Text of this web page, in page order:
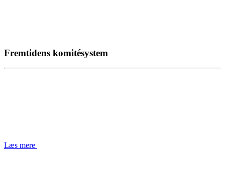
Fremtidens komitésystem
Læs mere